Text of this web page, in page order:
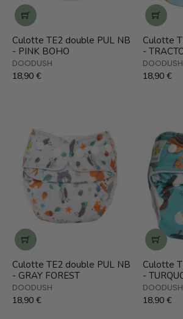
Culotte TE2 double PUL NB
- PINK BOHO
DOODUSH
18,90 €
Culotte
-
DOODUSH
18,90 €
Culotte TE2 double PUL NB
- GRAY FOREST
DOODUSH
18,90 €
Culotte
-
DOODUSH
18,90 €